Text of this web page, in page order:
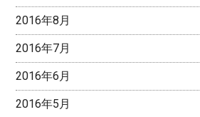
2016年8月
2016年7月
2016年6月
2016年5月